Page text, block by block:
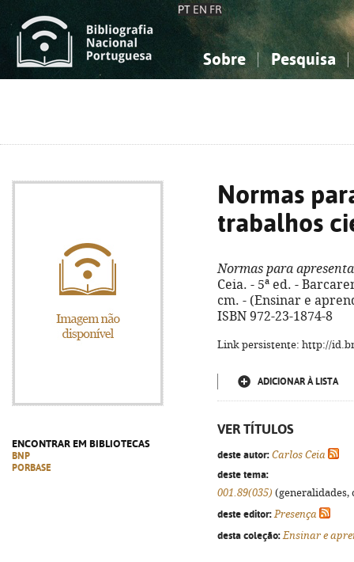
PT EN FR
Sobre Pesquisa
ENCONTRAR EM BIBLIOTECAS
BNP
PORBASE
Normas
trabalhos
Normas para
Ceia. - 5ª ed. -
cm. - (Ensinar e
ISBN 972-23-1874-8
Link persistente: http://
ADICIONAR À LISTA
VER TÍTULOS
deste autor: Carlos Ceia
deste tema:
001.89(035) (generalidades,
deste editor: Presença
desta coleção: Ensinar e